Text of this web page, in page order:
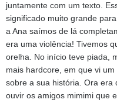
juntamente com um texto.
significado muito grande
a Ana saímos de lá
era uma violência! Tivemos
orelha. No início teve piada,
mais hardcore, em que vi
sobre a sua história. Ora era
ouvir os amigos mimimi que